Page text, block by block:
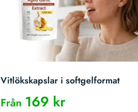
Vitlökskapslar i softgelformat
Från 169 kr